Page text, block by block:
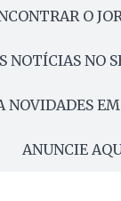
O
NOTÍCIAS NO
NOVIDADES
ANUNCIE